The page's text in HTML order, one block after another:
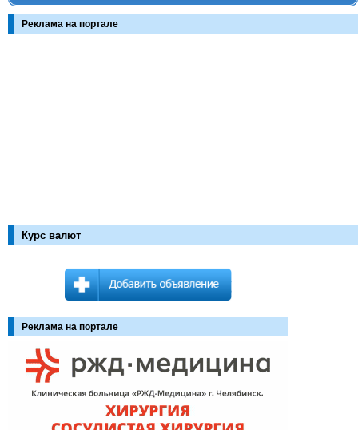
Реклама на портале
Курс валют
Реклама на портале